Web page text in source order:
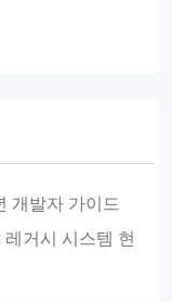
개발자 가이드
거시 시스템 현